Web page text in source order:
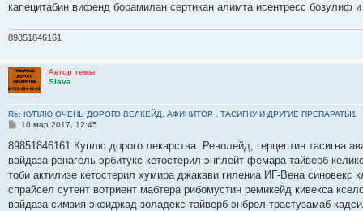
капецитабин вифенд борамилан сертикан алимта исентресс бозулиф
89851846161
Автор темы
Slava
Re: КУПЛЮ ОЧЕНЬ ДОРОГО ВЕЛКЕЙД, АФИНИТОР , ТАСИГНУ И ДРУГИЕ ПРЕПАРАТЫ1
С
о
щ
е
и
е
10 мар 2017, 12:45
89851846161 Куплю дорого лекарства. Револейд, герцептин тасигна
вайдаза ренагель эрбитукс кетостерил энплейт фемара тайверб
тоби актилизе кетостерил хумира джакави гилениа ИГ-Вена
спрайсел сутент вотриент мабтера рибомустин ремикейд кивекса
вайдаза симзия эксиджад золадекс тайверб энбрел трастузамаб